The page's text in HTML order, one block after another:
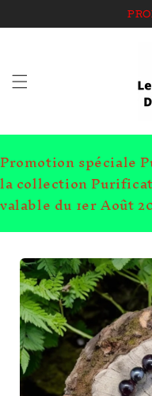
au
Promotion spéciale
la collection
valable du 1er Août
Passer aux
informations
produits